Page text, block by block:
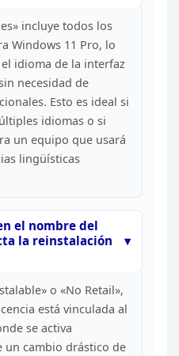
incluye todos los
Windows 11 Pro, lo
idioma de la interfaz
necesidad de
Esto es ideal si
idiomas o si
un equipo que usará
lingüísticas
el nombre del
la reinstalación
o «No Retail»,
está vinculada al
se activa
un cambio drástico de